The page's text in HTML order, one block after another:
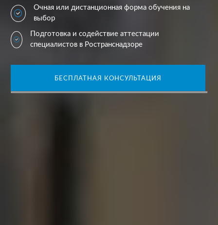
Очная или дистанционная форма обучения на
выбор
Подготовка и содействие аттестации
специалистов в Ространснадзоре
БЕСПЛАТНАЯ КОНСУЛЬТАЦИЯ